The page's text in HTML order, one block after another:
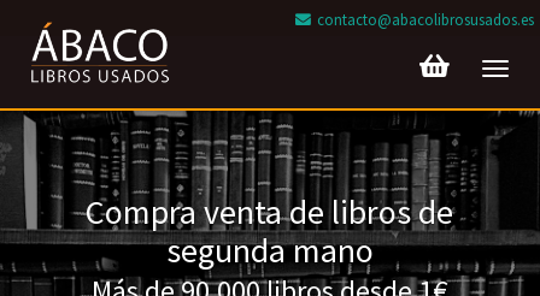
contacto@abacolibrosusados.es
Compra venta de libros de
segunda mano